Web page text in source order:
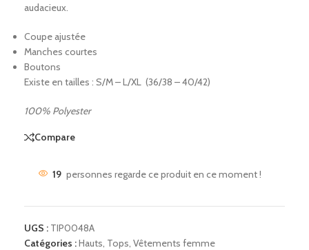
audacieux.
Coupe ajustée
Manches courtes
Boutons
Existe en tailles : S/M – L/XL (36/38 – 40/42)
100% Polyester
Compare
19 personnes regarde ce produit en ce moment !
UGS : TIP0048A
Catégories :Hauts Tops Vêtements femme